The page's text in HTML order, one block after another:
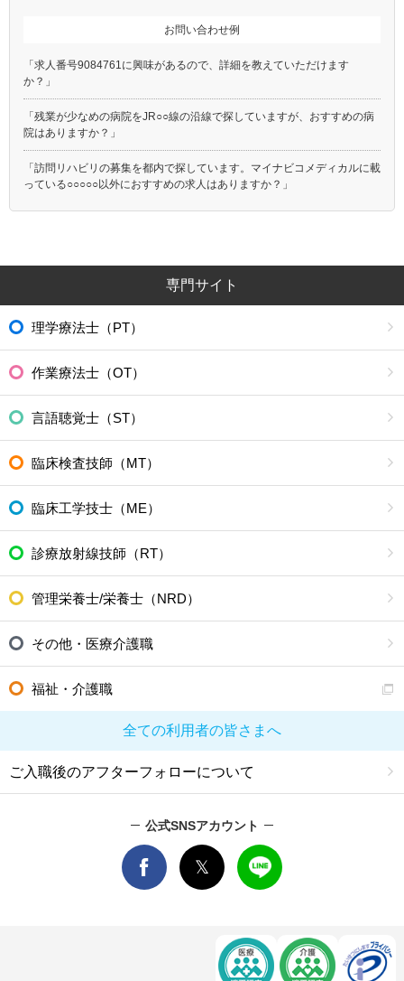
お問い合わせ例
「求人番号9084761に興味があるので、詳細を教えていただけます
か？」
「残業が少なめの病院をJR○○線の沿線で探していますが、おすすめの病
院はありますか？」
「訪問リハビリの募集を都内で探しています。マイナビコメディカルに載
っている○○○○○以外におすすめの求人はありますか？」
専門サイト
理学療法士（PT）
作業療法士（OT）
言語聴覚士（ST）
臨床検査技師（MT）
臨床工学技士（ME）
診療放射線技師（RT）
管理栄養士/栄養士（NRD）
その他・医療介護職
福祉・介護職
全ての利用者の皆さまへ
ご入職後のアフターフォローについて
公式SNSアカウント